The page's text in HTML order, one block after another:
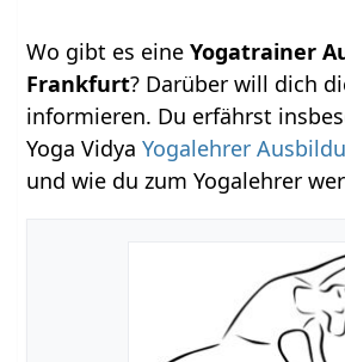
Wo gibt es eineYogatrainer
Frankfurt? Darüber will dich
informieren. Du erfährst
Yoga VidyaYogalehrer
und wie du zum Yogalehrer